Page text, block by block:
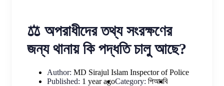
⚖️ অপরাধীদের তথ্য সংরক্ষণের
জন্য থানায় কি পদ্ধতি চালু আছে?
Author: MD Sirajul Islam Inspector of Police
Published: 1 year agoCategory: পিআরবি